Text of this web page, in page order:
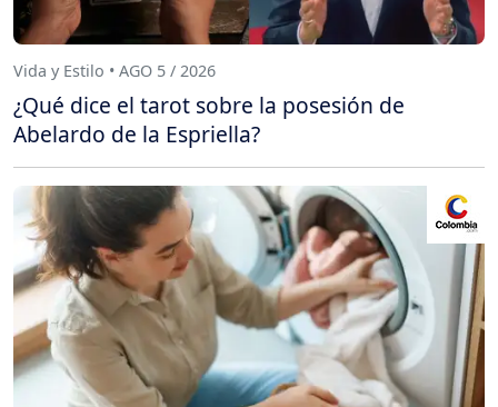
Vida y Estilo • AGO 5 / 2026
¿Qué dice el tarot sobre la posesión de
Abelardo de la Espriella?